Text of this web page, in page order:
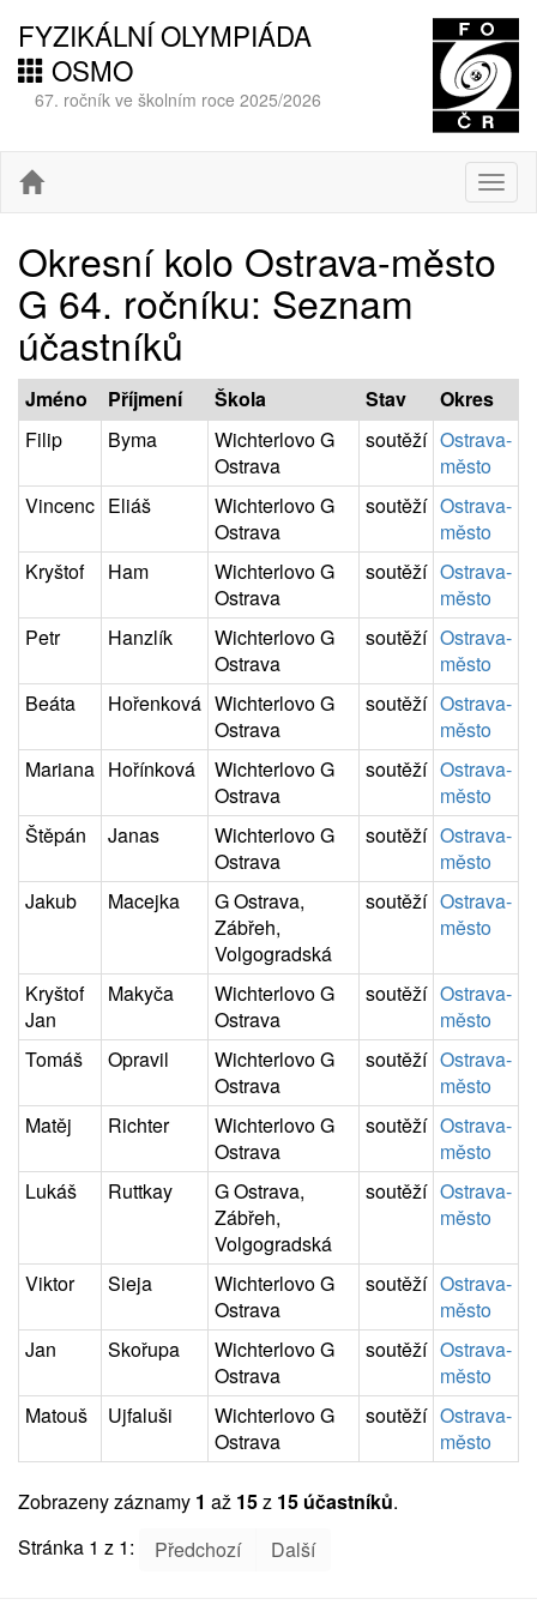
FYZIKÁLNÍ OLYMPIÁDA
OSMO
67. ročník ve školním roce 2025/2026
Okresní kolo Ostrava-město
G 64. ročníku: Seznam
účastníků
Jméno Příjmení Škola Stav
Okres
Filip
Byma
Wichterlovo G
Ostrava
soutěží Ostrava-
město
Vincenc Eliáš
Wichterlovo G
Ostrava
soutěží Ostrava-
město
Kryštof
Ham
Wichterlovo G
Ostrava
soutěží Ostrava-
město
Petr
Hanzlík
Wichterlovo G
Ostrava
soutěží Ostrava-
město
Beáta
Hořenková Wichterlovo G
Ostrava
soutěží Ostrava-
město
Mariana Hořínková
Wichterlovo G
Ostrava
soutěží Ostrava-
město
Štěpán
Janas
Wichterlovo G
Ostrava
soutěží Ostrava-
město
Jakub
Macejka
G Ostrava,
Zábřeh,
Volgogradská
soutěží Ostrava-
město
Kryštof
Jan
Makyča
Wichterlovo G
Ostrava
soutěží Ostrava-
město
Tomáš
Opravil
Wichterlovo G
Ostrava
soutěží Ostrava-
město
Matěj
Richter
Wichterlovo G
Ostrava
soutěží Ostrava-
město
Lukáš
Ruttkay
G Ostrava,
Zábřeh,
Volgogradská
soutěží Ostrava-
město
Viktor Sieja
Wichterlovo G
Ostrava
soutěží Ostrava-
město
Jan
Skořupa
Wichterlovo G
Ostrava
soutěží Ostrava-
město
Matouš
Ujfaluši
Wichterlovo G
Ostrava
soutěží Ostrava-
město
Zobrazeny záznamy 1 až 15z 15 účastníků.
Stránka 1 z 1:
Předchozí Další